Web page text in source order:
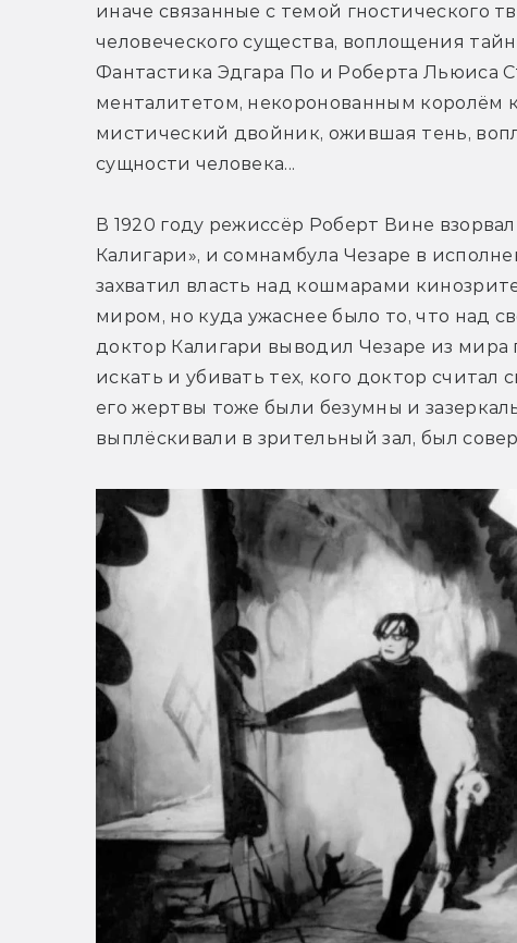
иначе связанные с темой гностического
человеческого существа, воплощения
Фантастика Эдгара По и Роберта Льюиса
менталитетом, некоронованным королём
мистический двойник, ожившая тень,
сущности человека...
В 1920 году режиссёр Роберт Вине
Калигари», и сомнамбула Чезаре в
захватил власть над кошмарами
миром, но куда ужаснее было то, что над
доктор Калигари выводил Чезаре из
искать и убивать тех, кого доктор
его жертвы тоже были безумны и
выплёскивали в зрительный зал, был